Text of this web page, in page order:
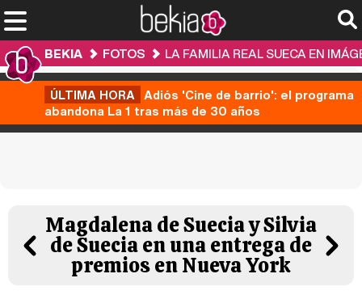
BEKIA FOTOS LA FAMILIA REAL SUECA EN
ÚLTIMA HORA Adiós 'Cine de barrio': el programa
abandona La 1 tras más de 30 años
Magdalena de Suecia y Silvia
de Suecia en una entrega de
premios en Nueva York